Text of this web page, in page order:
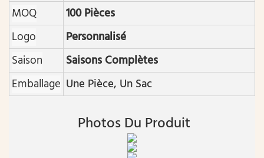
MOQ
100 Pièces
Logo
Personnalisé
Saison
Saisons Complètes
Emballage Une Pièce, Un Sac
Photos Du Produit